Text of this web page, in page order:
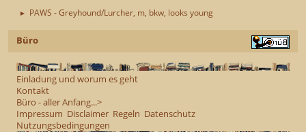
► PAWS - Greyhound/Lurcher, m, bkw, looks young
Büro
Einladung und worum es geht
Kontakt
Büro - aller Anfang...>
Impressum Disclaimer Regeln Datenschutz
Nutzungsbedingungen